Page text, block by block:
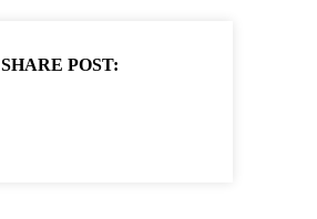
SHARE POST: